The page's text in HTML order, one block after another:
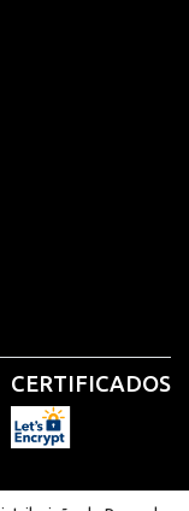
CERTIFICADOS